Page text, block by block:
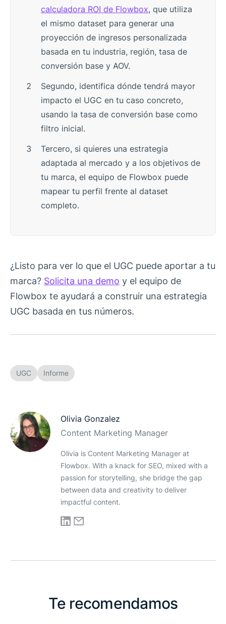
calculadora ROI de Flowbox, que utiliza
el mismo dataset para generar una
proyección de ingresos personalizada
basada en tu industria, región, tasa de
conversión base y AOV.
Segundo, identifica dónde tendrá mayor
impacto el UGC en tu caso concreto,
usando la tasa de conversión base como
filtro inicial.
Tercero, si quieres una estrategia
adaptada al mercado y a los objetivos de
tu marca, el equipo de Flowbox puede
mapear tu perfil frente al dataset
completo.
¿Listo para ver lo que el UGC puede aportar a tu
marca? Solicita una demo y el equipo de
Flowbox te ayudará a construir una estrategia
UGC basada en tus números.
UGC Informe
Olivia Gonzalez
Content Marketing Manager
Olivia is Content Marketing Manager at
Flowbox. With a knack for SEO, mixed with a
passion for storytelling, she bridge the gap
between data and creativity to deliver
impactful content.
Te recomendamos